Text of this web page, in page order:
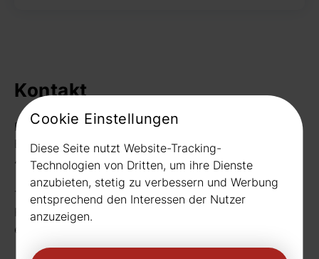
Kontakt
Rudat GmbH
Borussiastr. 26
44149 Dortmund
Telefon:0231 656677
Fax: 0231 656990
eMail:
Cookie Einstellungen
Diese Seite nutzt Website-Tracking-
Technologien von Dritten, um ihre Dienste
anzubieten, stetig zu verbessern und Werbung
entsprechend den Interessen der Nutzer
anzuzeigen.